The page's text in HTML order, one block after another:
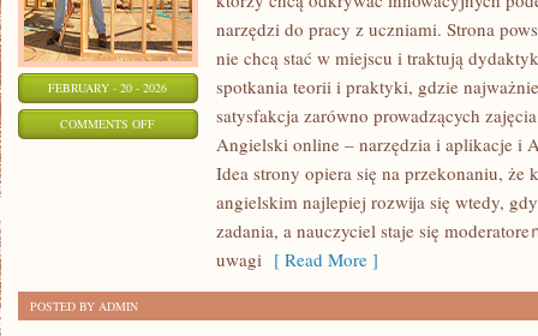
FEBRUARY - 20 - 2026
COMMENTS OFFON
ANGIELSKU
narzędzi do pracy z uczniami. Strona
nie chcą stać w miejscu i traktują
spotkania teorii i praktyki, gdzie
satysfakcja zarówno prowadzących
Angielski online – narzędzia i aplikacje i
Idea strony opiera się na przekonaniu, że
angielskim najlepiej rozwija się wtedy,
zadania, a nauczyciel staje się
uwagi [ Read More ]
POSTED BY ADMIN